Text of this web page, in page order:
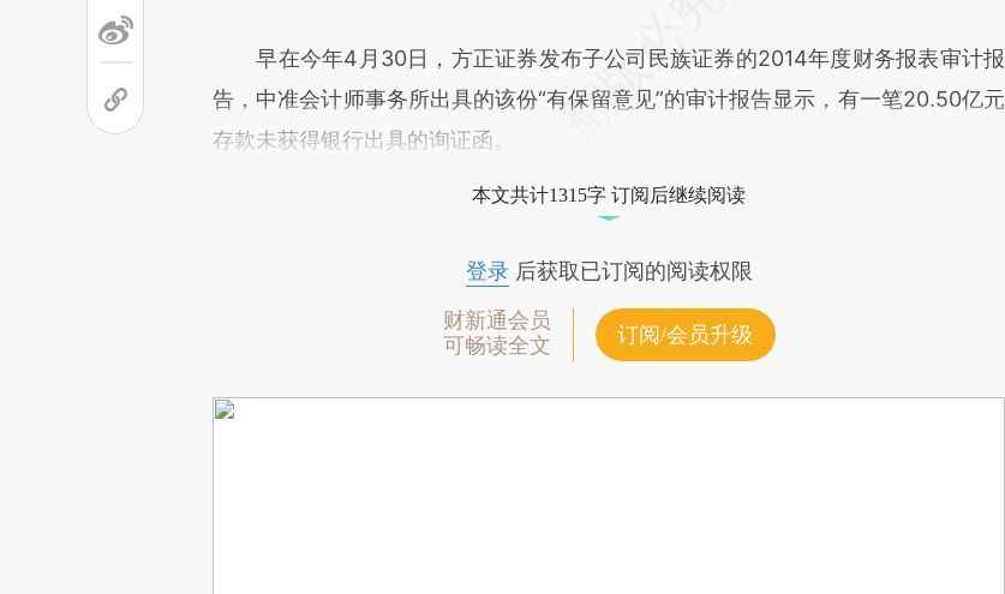
早在今年4月30日，方正证券发布子公司民族证券的2014年度财务报表审计报
告，中准会计师事务所出具的该份“有保留意见”的审计报告显示，有一笔20.50亿元
存款未获得银行出具的询证函。
本文共计1315字 订阅后继续阅读
登录后获取已订阅的阅读权限
财新通会员
可畅读全文
订阅/会员升级